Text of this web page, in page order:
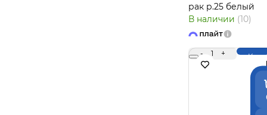
рак р.25 белый
В наличии (10)
- 1 +